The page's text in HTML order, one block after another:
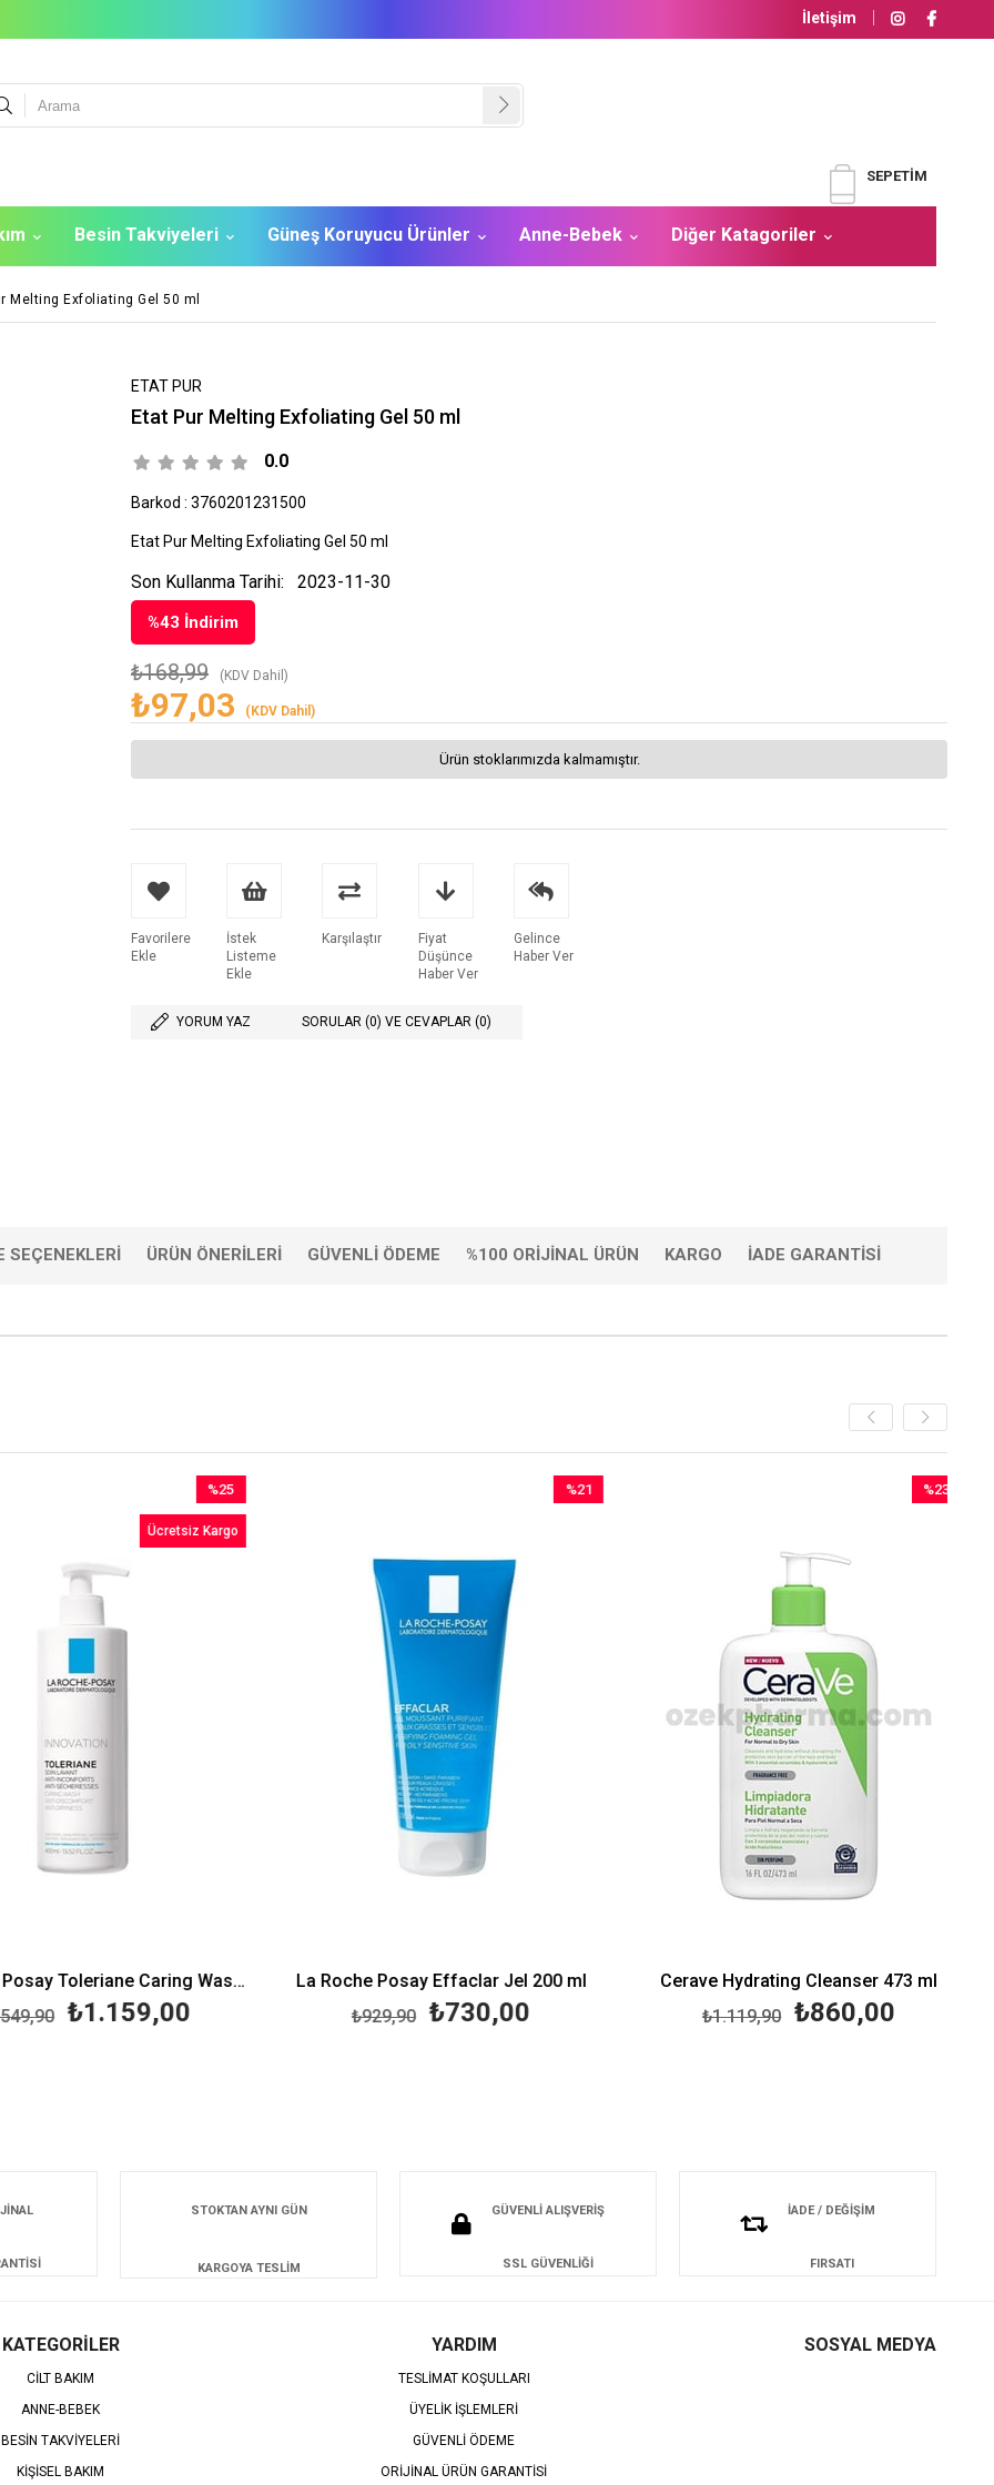
İletişim
SEPETIM
Besin Takviyeleri Güneş Koruyucu Ürünler Anne-Bebek Diğer Katagoriler
Melting Exfoliating Gel 50 ml
ETAT PUR
Etat Pur Melting Exfoliating Gel 50 ml
0.0
Barkod : 3760201231500
Etat Pur Melting Exfoliating Gel 50 ml
%43 İndirim
₺168,99 (KDV Dahil)
₺97,03 (KDV Dahil)
Son Kullanma Tarihi: 2023-11-30
Ürün stoklarımızda kalmamıştır.
Favorilere
Ekle
İstek
Listeme
Ekle
Karşılaştır
Fiyat
Düşünce
Haber Ver
Gelince
Haber Ver
YORUM YAZ SORULAR (0) VE CEVAPLAR (0)
SEÇENEKLERI ÜRÜN ÖNERILERI GÜVENLI ÖDEME %100 ORIJINAL ÜRÜN KARGO İADE GARANTISI
La Roche Posay Toleriane Caring Wash 400 ml - Temizleyici Jel
₺1.159,00
%25
İndirim
%25İndirim
Ücretsiz Kargo
La Roche Posay Effaclar Jel 200 ml
₺730,00
₺929,90
%21
Cerave Hydrating Cleanser 473 ml
₺860,00
₺1.119,90
%23
STOKTAN AYNI GÜN
KARGOYA TESLİM
GÜVENLİ ALIŞVERİŞ
SSL GÜVENLİĞİ
İADE / DEĞİŞİM
FIRSATI
KATEGORİLER
CİLT BAKIM
ANNE-BEBEK
BESİN TAKVİYELERİ
KİŞİSEL BAKIM
YARDIM
TESLİMAT KOŞULLARI
ÜYELİK İŞLEMLERİ
GÜVENLİ ÖDEME
ORİJİNAL ÜRÜN GARANTİSİ
SOSYAL MEDYA